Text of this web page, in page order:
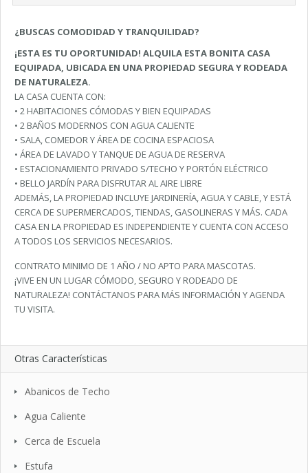
¿BUSCAS COMODIDAD Y TRANQUILIDAD?
¡ESTA ES TU OPORTUNIDAD! ALQUILA ESTA BONITA CASA
EQUIPADA, UBICADA EN UNA PROPIEDAD SEGURA Y RODEADA
DE NATURALEZA.
LA CASA CUENTA CON:
• 2 HABITACIONES CÓMODAS Y BIEN EQUIPADAS
• 2 BAÑOS MODERNOS CON AGUA CALIENTE
• SALA, COMEDOR Y ÁREA DE COCINA ESPACIOSA
• ÁREA DE LAVADO Y TANQUE DE AGUA DE RESERVA
• ESTACIONAMIENTO PRIVADO S/TECHO Y PORTÓN ELÉCTRICO
• BELLO JARDÍN PARA DISFRUTAR AL AIRE LIBRE
ADEMÁS, LA PROPIEDAD INCLUYE JARDINERÍA, AGUA Y CABLE, Y ESTÁ
CERCA DE SUPERMERCADOS, TIENDAS, GASOLINERAS Y MÁS. CADA
CASA EN LA PROPIEDAD ES INDEPENDIENTE Y CUENTA CON ACCESO
A TODOS LOS SERVICIOS NECESARIOS.
CONTRATO MINIMO DE 1 AÑO / NO APTO PARA MASCOTAS.
¡VIVE EN UN LUGAR CÓMODO, SEGURO Y RODEADO DE
NATURALEZA! CONTÁCTANOS PARA MÁS INFORMACIÓN Y AGENDA
TU VISITA.
Otras Características
Abanicos de Techo
Agua Caliente
Cerca de Escuela
Estufa